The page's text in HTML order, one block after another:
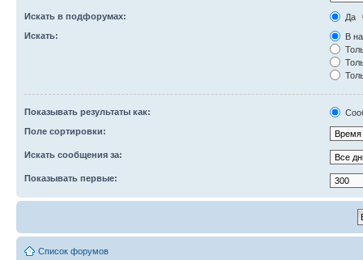
Искать в подфорумах:
Да
Искать:
В
Показывать результаты как:
Поле сортировки:
Искать сообщения за:
Показывать первые:
Список форумов